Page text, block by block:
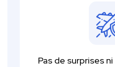
Pas de surprises